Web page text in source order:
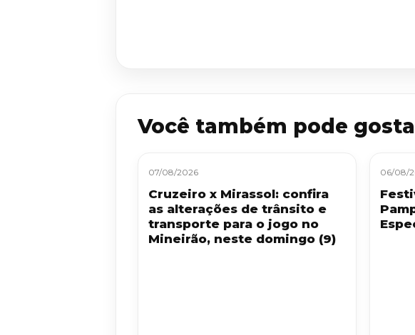
Você também pode
07/08/2026
Cruzeiro x Mirassol: confira
as alterações de trânsito e
transporte para o jogo no
Mineirão, neste domingo (9)
06/08/